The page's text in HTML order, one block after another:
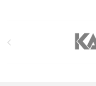
Brands Carousel